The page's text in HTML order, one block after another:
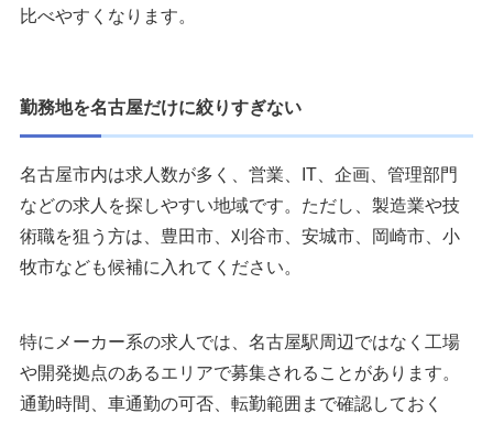
比べやすくなります。
勤務地を名古屋だけに絞りすぎない
名古屋市内は求人数が多く、営業、IT、企画、管理部門
などの求人を探しやすい地域です。ただし、製造業や技
術職を狙う方は、豊田市、刈谷市、安城市、岡崎市、小
牧市なども候補に入れてください。
特にメーカー系の求人では、名古屋駅周辺ではなく工場
や開発拠点のあるエリアで募集されることがあります。
通勤時間、車通勤の可否、転勤範囲まで確認しておく